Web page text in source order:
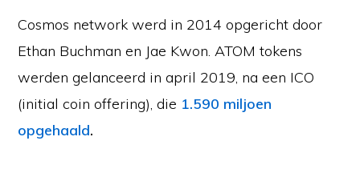
Cosmos network werd in 2014 opgericht door
Ethan Buchman en Jae Kwon. ATOM tokens
werden gelanceerd in april 2019, na een ICO
(initial coin offering), die 1.590 miljoen
opgehaald.